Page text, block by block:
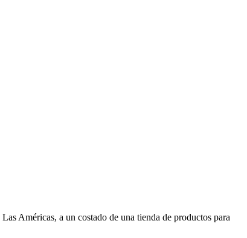
Américas, a un costado de una tienda de productos para